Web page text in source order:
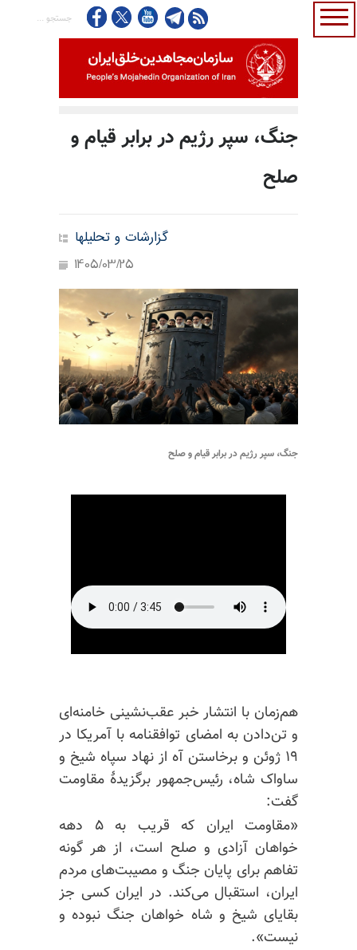
جنگ، سپر رژیم در برابر قیام و
صلح
گزارشات و تحلیلها
1405/03/25
جنگ، سپر رژیم در برابر قیام و صلح
هم‌زمان با انتشار خبر عقب‌نشینی خامنه‌ای
و تن‌دادن به امضای توافقنامه با آمریکا در
۱۹ ژوئن و برخاستن آه از نهاد سپاه شیخ و
ساواک شاه، رئیس‌جمهور برگزیدهٔ مقاومت
گفت:
«مقاومت ایران که قریب به ۵ دهه
خواهان آزادی و صلح است، از هر گونه
تفاهم برای پایان جنگ و مصیبت‌های مردم
ایران، استقبال می‌کند. در ایران کسی جز
بقایای شیخ و شاه خواهان جنگ نبوده و
نیست».